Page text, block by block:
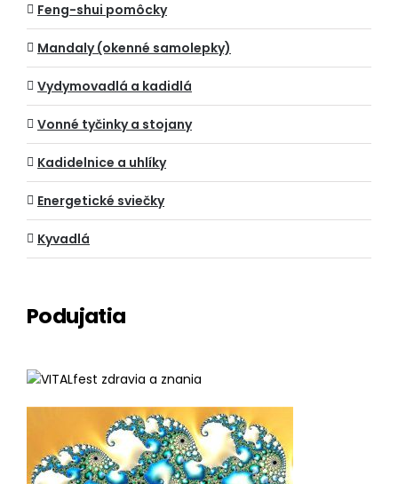
Feng-shui pomôcky
Mandaly (okenné samolepky)
Vydymovadlá a kadidlá
Vonné tyčinky a stojany
Kadidelnice a uhlíky
Energetické sviečky
Kyvadlá
Podujatia